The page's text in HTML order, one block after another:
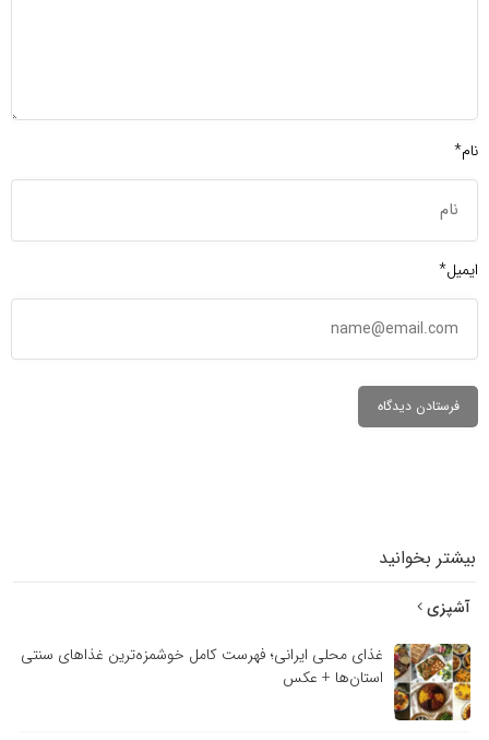
نام*
ایمیل*
بیشتر بخوانید
آشپزی
غذای محلی ایرانی؛ فهرست کامل خوشمزه‌ترین غذاهای سنتی
استان‌ها + عکس